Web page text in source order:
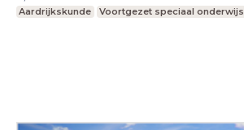
Aardrijkskunde Voortgezet speciaal onderwijs